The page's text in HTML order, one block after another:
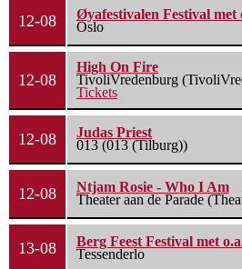
12-08
Øyafestivalen Festival met
Oslo
12-08
High On Fire
TivoliVredenburg
Tickets
12-08
Judas Priest
013 (013 (Tilburg))
12-08
Ntjam Rosie - Who I Am
Theater aan de Parade
13-08
Berg Feest Festival met
Tessenderlo